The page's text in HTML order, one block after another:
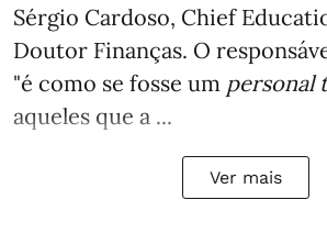
Sérgio Cardoso, Chief
Doutor Finanças. O
"é como se fosse um personal
aqueles que a ...
Ver mais